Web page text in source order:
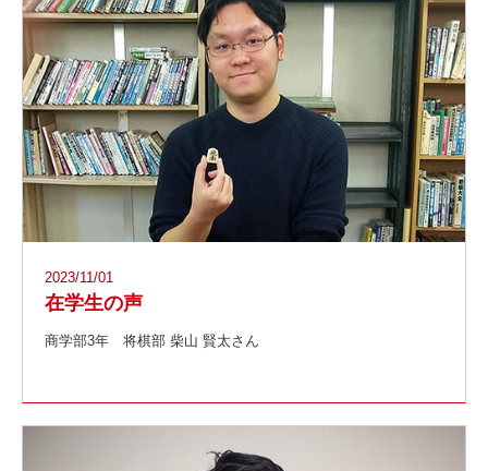
2023/11/01
在学生の声
商学部3年 将棋部 柴山 賢太さん